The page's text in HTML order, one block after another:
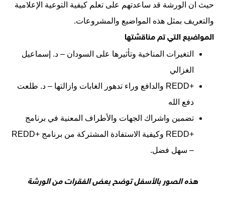
حيث ان الورشة قد ساعدتهم على تعلم كيفية التوعية الإعلامية
والتعريف بمثل هذه المواضيع والمشروعات.
المواضيع التي تم مناقشتها
التغيرات المناخية وتأثيرها على السودان – د. إسماعيل
الغزالي
+REDD والدافع وراء تدهور الغابات وازالتها – د. طلعت
دفع الله
تضمين واشراك الجهات والأطراف المعنية في برنامج
+REDD وكيفية الاستفادة المشتركة من برنامج +REDD
– سهل فضل.
هذه الصور بالأسفل توضح بعض الفقرات من الورشة